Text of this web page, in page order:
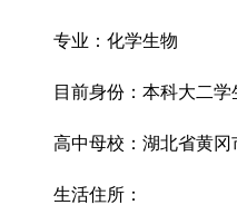
专业：化学生物
目前身份：本科大二学
高中母校：湖北省黄
生活住所：